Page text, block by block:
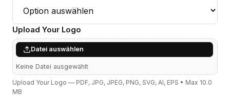
Upload Your Logo
Datei auswählen
Keine Datei ausgewählt
Upload Your Logo — PDF, JPG, JPEG, PNG, SVG, AI, EPS • Max 10.0
MB